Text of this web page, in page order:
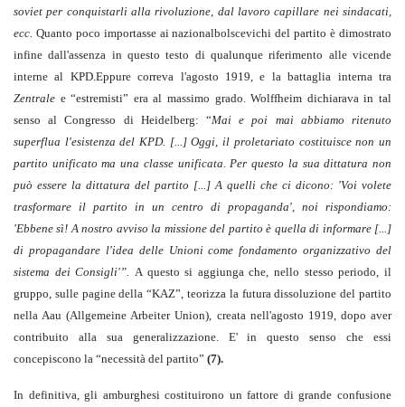
soviet per conquistarli alla rivoluzione, dal lavoro capillare nei sindacati,
ecc. Quanto poco importasse ai nazionalbolscevichi del partito è dimostrato
infine dall'assenza in questo testo di qualunque riferimento alle vicende
interne al KPD.Eppure correva l'agosto 1919, e la battaglia interna tra
Zentrale e “estremisti” era al massimo grado. Wolffheim dichiarava in tal
senso al Congresso di Heidelberg: “Mai e poi mai abbiamo ritenuto
superflua l'esistenza del KPD. [...] Oggi, il proletariato costituisce non un
partito unificato ma una classe unificata. Per questo la sua dittatura non
può essere la dittatura del partito [...] A quelli che ci dicono: 'Voi volete
trasformare il partito in un centro di propaganda', noi rispondiamo:
'Ebbene sì! A nostro avviso la missione del partito è quella di informare [...]
di propagandare l'idea delle Unioni come fondamento organizzativo del
sistema dei Consigli'”. A questo si aggiunga che, nello stesso periodo, il
gruppo, sulle pagine della “KAZ”, teorizza la futura dissoluzione del partito
nella Aau (Allgemeine Arbeiter Union), creata nell'agosto 1919, dopo aver
contribuito alla sua generalizzazione. E' in questo senso che essi
concepiscono la “necessità del partito” (7).
In definitiva, gli amburghesi costituirono un fattore di grande confusione